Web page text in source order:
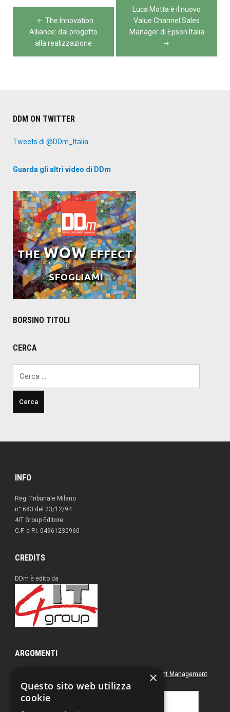
Navigazione
articoliThe Innovation
Alliance: dal progetto
alla realizzazione
Luca Motta è il nuovo
Value Channel Sales
Manager di Epson Italia
DDM ON TWITTER
Tweets di @DDm_Italia
Guarda gli altri video di DDm
BORSINO TITOLI
CERCA
INFO
Reg. Tribunale Milano
n° 683 del 23/12/94
4IT Group Editore
C.F. e P.I. 04961230960
CREDITS
DDm è edito da
ARGOMENTI
Document Management
Green Postal & Mail Printing
Ricerca
×
Questo sito web utilizza
cookie